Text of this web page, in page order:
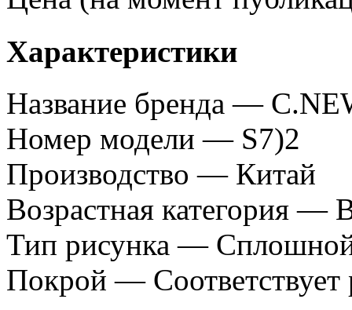
Характеристики
Название бренда —
Номер модели — S7)2
Производство — Китай
Возрастная категория —
Тип рисунка —
Покрой — Соответствует